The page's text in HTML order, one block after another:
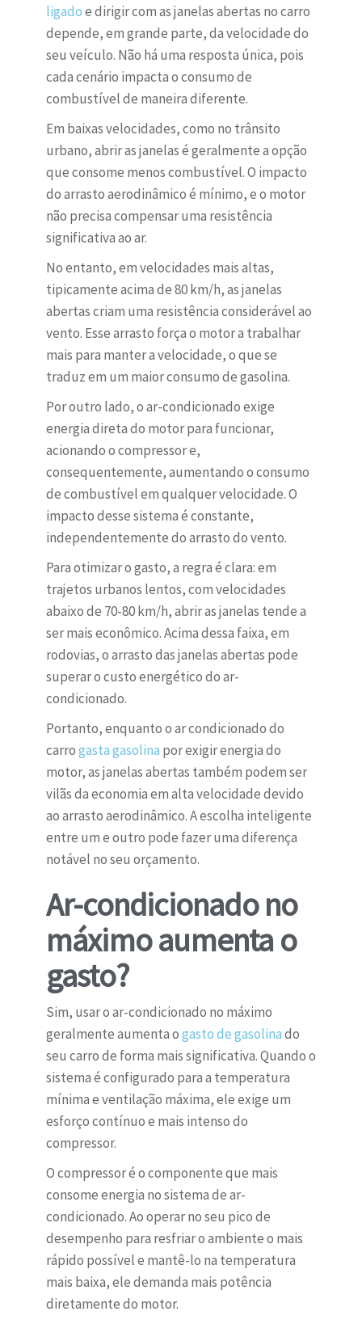
ligadoe dirigir com as janelas abertas no carro
depende, em grande parte, da velocidade do
seu veículo. Não há uma resposta única, pois
cada cenário impacta o consumo de
combustível de maneira diferente.
Em baixas velocidades, como no trânsito
urbano, abrir as janelas é geralmente a opção
que consome menos combustível. O impacto
do arrasto aerodinâmico é mínimo, e o motor
não precisa compensar uma resistência
significativa ao ar.
No entanto, em velocidades mais altas,
tipicamente acima de 80 km/h, as janelas
abertas criam uma resistência considerável ao
vento. Esse arrasto força o motor a trabalhar
mais para manter a velocidade, o que se
traduz em um maior consumo de gasolina.
Por outro lado, o ar-condicionado exige
energia direta do motor para funcionar,
acionando o compressor e,
consequentemente, aumentando o consumo
de combustível em qualquer velocidade. O
impacto desse sistema é constante,
independentemente do arrasto do vento.
Para otimizar o gasto, a regra é clara: em
trajetos urbanos lentos, com velocidades
abaixo de 70-80 km/h, abrir as janelas tende a
ser mais econômico. Acima dessa faixa, em
rodovias, o arrasto das janelas abertas pode
superar o custo energético do ar-
condicionado.
Portanto, enquanto o ar condicionado do
carrogasta gasolina por exigir energia do
motor, as janelas abertas também podem ser
vilãs da economia em alta velocidade devido
ao arrasto aerodinâmico. A escolha inteligente
entre um e outro pode fazer uma diferença
notável no seu orçamento.
Ar-condicionado no
máximo aumenta o
gasto?
Sim, usar o ar-condicionado no máximo
geralmente aumenta ogasto de gasolinado
seu carro de forma mais significativa. Quando o
sistema é configurado para a temperatura
mínima e ventilação máxima, ele exige um
esforço contínuo e mais intenso do
compressor.
O compressor é o componente que mais
consome energia no sistema de ar-
condicionado. Ao operar no seu pico de
desempenho para resfriar o ambiente o mais
rápido possível e mantê-lo na temperatura
mais baixa, ele demanda mais potência
diretamente do motor.